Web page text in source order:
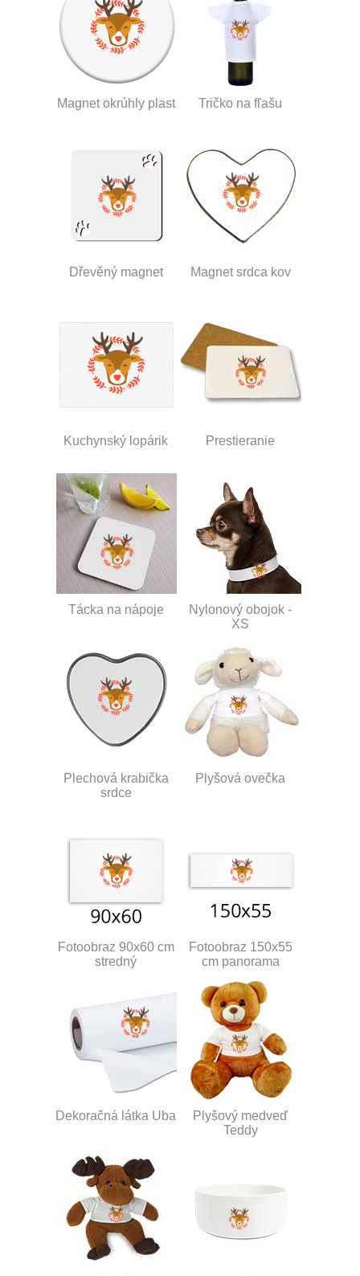
Magnet okrúhly plast Tričko na fľašu
Dřevěný magnet Magnet srdca kov
Kuchynský lopárik Prestieranie
Tácka na nápoje
Nylonový obojok -
XS
Plechová krabička
srdce
Plyšová ovečka
Fotoobraz 90x60 cm
stredný
Fotoobraz 150x55
cm panorama
Dekoračná látka Uba
Plyšový medveď
Teddy